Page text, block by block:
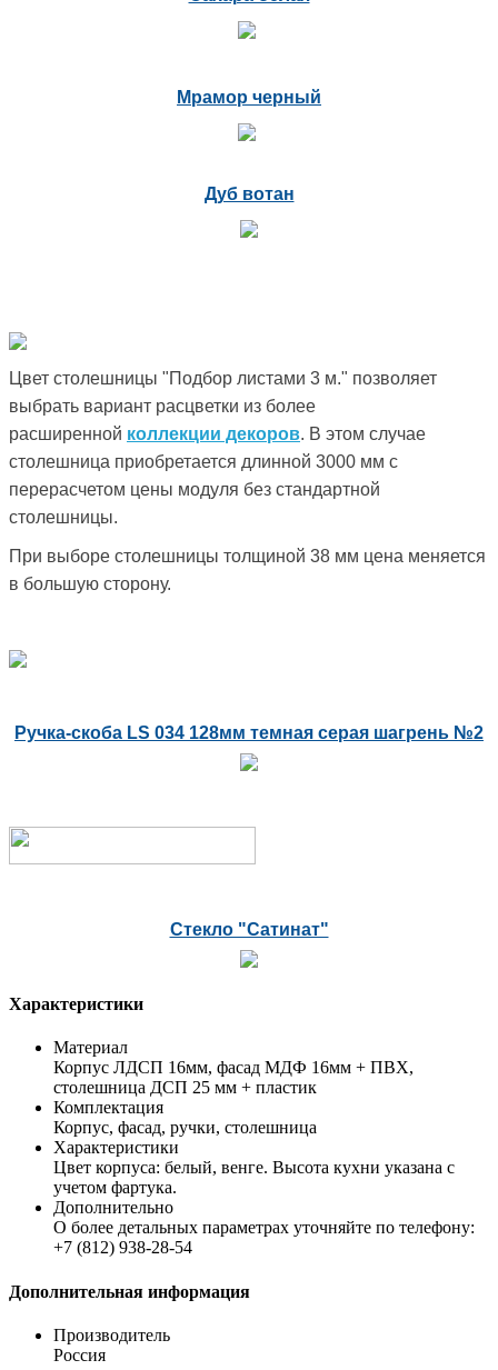
Мрамор черный
Дуб вотан
Цвет столешницы "Подбор листами 3 м." позволяет
выбрать вариант расцветки из более
расширенной коллекции декоров. В этом случае
столешница приобретается длинной 3000 мм с
перерасчетом цены модуля без стандартной
столешницы.
При выборе столешницы толщиной 38 мм цена меняется
в большую сторону.
Ручка-скоба LS 034 128мм темная серая шагрень №2
Стекло "Сатинат"
Характеристики
Материал
Корпус ЛДСП 16мм, фасад МДФ 16мм + ПВХ,
столешница ДСП 25 мм + пластик
Комплектация
Корпус, фасад, ручки, столешница
Характеристики
Цвет корпуса: белый, венге. Высота кухни указана с
учетом фартука.
Дополнительно
О более детальных параметрах уточняйте по телефону:
+7 (812) 938-28-54
Дополнительная информация
Производитель
Россия